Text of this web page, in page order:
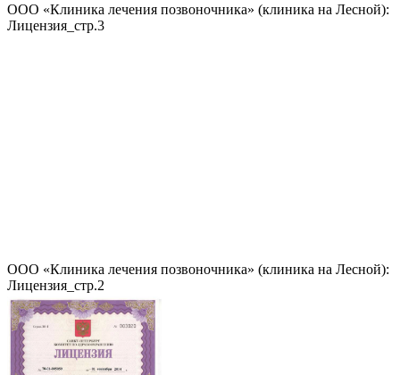
ООО «Клиника лечения позвоночника» (клиника на Лесной):
Лицензия_стр.3
ООО «Клиника лечения позвоночника» (клиника на Лесной):
Лицензия_стр.2